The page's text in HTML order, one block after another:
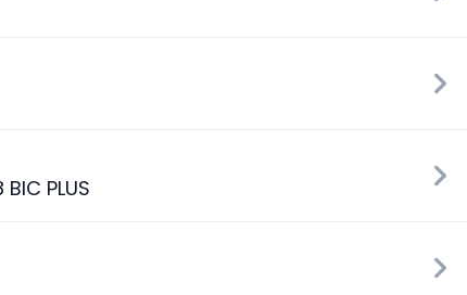
PLUS